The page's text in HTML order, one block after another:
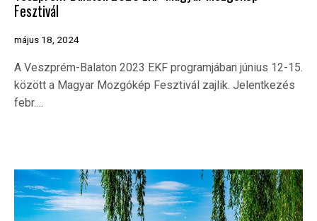
Fesztivál
május 18, 2024
A Veszprém-Balaton 2023 EKF programjában június 12-15.
között a Magyar Mozgókép Fesztivál zajlik. Jelentkezés
febr.…